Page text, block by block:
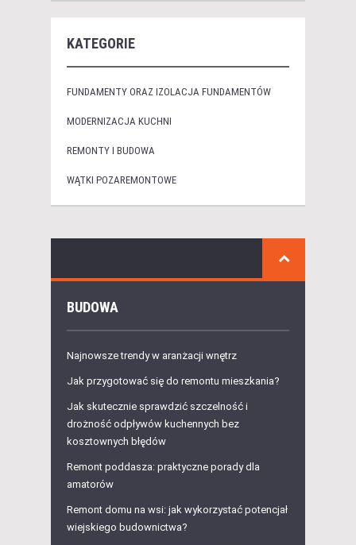
KATEGORIE
FUNDAMENTY ORAZ IZOLACJA FUNDAMENTÓW
MODERNIZACJA KUCHNI
REMONTY I BUDOWA
WĄTKI POZAREMONTOWE
BUDOWA
Najnowsze trendy w aranżacji wnętrz
Jak przygotować się do remontu mieszkania?
Jak skutecznie sprawdzić szczelność i
drożność odpływów kuchennych bez
kosztownych błędów
Remont poddasza: praktyczne porady dla
amatorów
Remont domu na wsi: jak wykorzystać potencjał
wiejskiego budownictwa?